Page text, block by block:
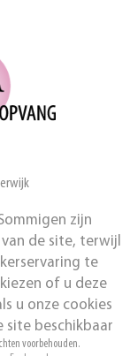
voorbehouden.
zijn
de site, terwijl
te
of u deze
u onze cookies
site beschikbaar